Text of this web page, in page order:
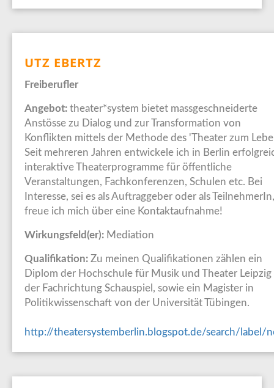
UTZ EBERTZ
Freiberufler
Angebot: theater*system bietet massgeschneiderte
Anstösse zu Dialog und zur Transformation von
Konflikten mittels der Methode des 'Theater zum
Seit mehreren Jahren entwickele ich in Berlin
interaktive Theaterprogramme für öffentliche
Veranstaltungen, Fachkonferenzen, Schulen etc. Bei
Interesse, sei es als Auftraggeber oder als TeilnehmerIn,
freue ich mich über eine Kontaktaufnahme!
Wirkungsfeld(er): Mediation
Qualifikation: Zu meinen Qualifikationen zählen ein
Diplom der Hochschule für Musik und Theater Leipzig
der Fachrichtung Schauspiel, sowie ein Magister in
Politikwissenschaft von der Universität Tübingen.
http://theatersystemberlin.blogspot.de/search/label/